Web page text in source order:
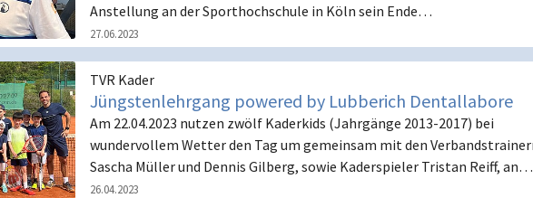
Anstellung an der Sporthochschule in Köln sein Ende…
27.06.2023
TVR Kader
Jüngstenlehrgang powered by Lubberich Dentallabore
Am 22.04.2023 nutzen zwölf Kaderkids (Jahrgänge 2013-2017) bei
wundervollem Wetter den Tag um gemeinsam mit den
Sascha Müller und Dennis Gilberg, sowie Kaderspieler Tristan Reiff, an…
26.04.2023